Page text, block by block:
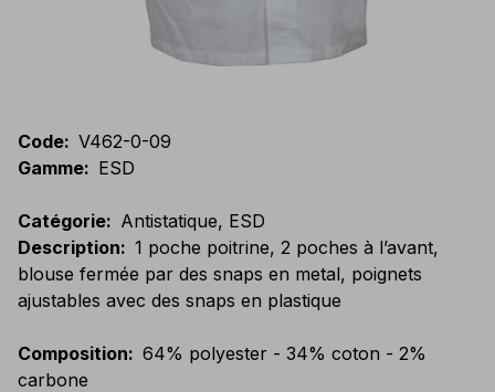
Code: V462-0-09
Gamme: ESD
Catégorie: Antistatique, ESD
Description: 1 poche poitrine, 2 poches à l’avant,
blouse fermée par des snaps en metal, poignets
ajustables avec des snaps en plastique
Composition: 64% polyester - 34% coton - 2%
carbone